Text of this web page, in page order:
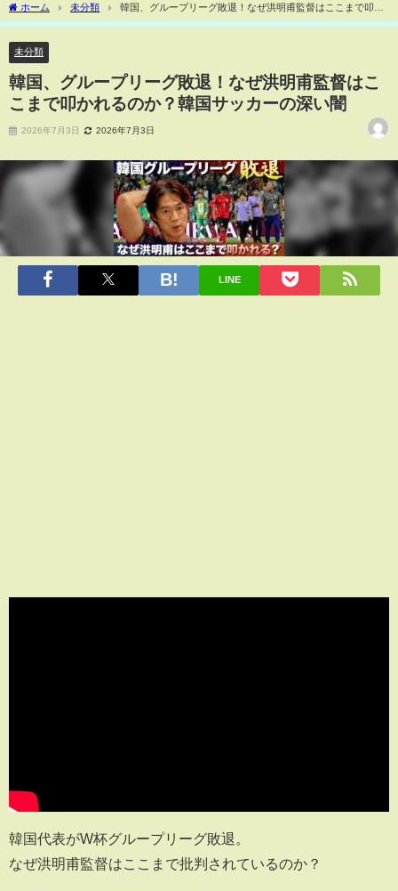
ホーム 未分類
韓国、グループリーグ敗退！なぜ洪明甫監督はここまで叩か
れるのか？韓国サッカーの深い闇
未分類
韓国、グループリーグ敗退！なぜ洪明甫監督はこ
こまで叩かれるのか？韓国サッカーの深い闇
2026年7月3日 2026年7月3日
LINE
韓国代表がW杯グループリーグ敗退。
なぜ洪明甫監督はここまで批判されているのか？